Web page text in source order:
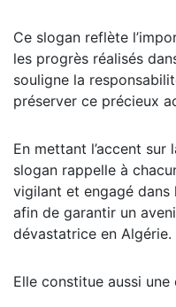
Ce slogan reflète
les progrès réalisés
souligne la
préserver ce précieux
En mettant l’accent
slogan rappelle à
vigilant et engagé
afin de garantir un
dévastatrice en Algérie.
Elle constitue aussi